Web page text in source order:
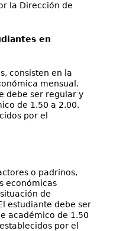
la Dirección de
en
consisten en la
mensual.
debe ser regular y
de 1.50 a 2.00,
por el
o padrinos,
económicas
de
estudiante debe ser
académico de 1.50
por el